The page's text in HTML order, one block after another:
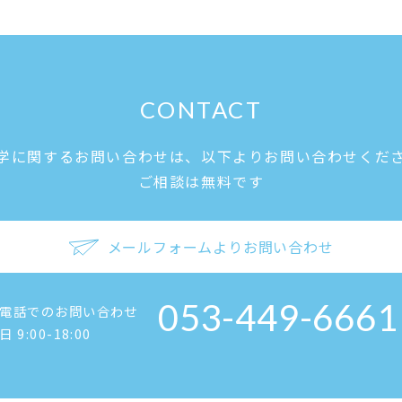
CONTACT
に関するお問い合わせは、 以下よりお問い合わせくだ
ご相談は無料です
メールフォームよりお問い合わせ
話でのお問い合わせ
9:00-18:00
053-449-6661